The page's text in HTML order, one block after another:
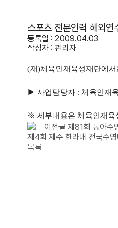
스포츠 전문인력 해외연
등록일 : 2009.04.03
작성자 : 관리자
(재)체육인재육성재단에
▶ 사업담당자 : 체육인재
※ 세부내용은 체육인재육
이전글 제81회 동아수
제4회 제주 한라배 전국수
목록